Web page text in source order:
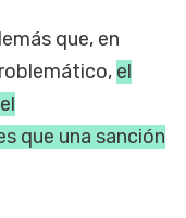
que, en
el
que una sanción